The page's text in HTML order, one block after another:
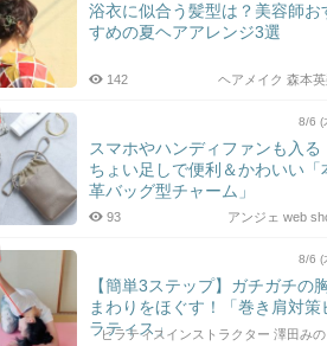
浴衣に似合う髪型は？美容師お
すめの夏ヘアアレンジ3選
ヘアメイク 森本英
142
8/6 (
スマホやハンディファンも入る
ちょい足しで便利＆かわいい「
革バッグ型チャーム」
アンジェ web
93
8/6 (
【簡単3ステップ】ガチガチの
まわりをほぐす！「巻き肩対策
ラティス」
ピラティスインストラクター 澤田みの